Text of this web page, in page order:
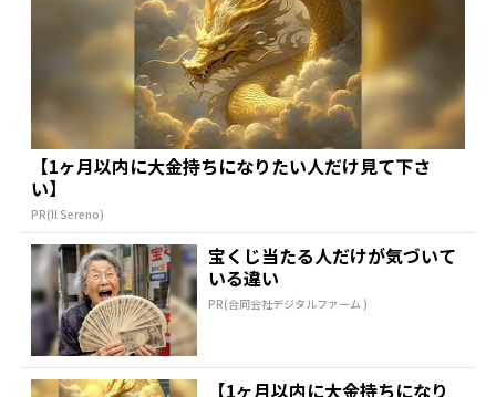
【1ヶ月以内に大金持ちになりたい人だけ見て下さ
い】
PR(Il Sereno)
宝くじ当たる人だけが気づいて
いる違い
PR(合同会社デジタルファーム )
【1ヶ月以内に大金持ちになり